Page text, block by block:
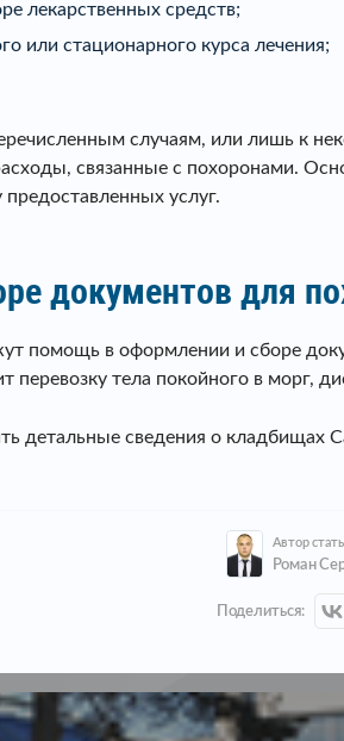
лекарственных средств;
или стационарного курса лечения;
случаям, или лишь к
связанные с похоронами.
услуг.
документов для
в оформлении и сборе
перевозку тела покойного в морг,
детальные сведения о
Автор
Роман
Поделиться: